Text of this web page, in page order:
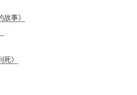
故事》
死》